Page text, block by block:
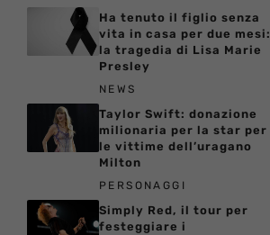
Ha tenuto il figlio senza
vita in casa per due mesi:
la tragedia di Lisa Marie
Presley
NEWS
Taylor Swift: donazione
milionaria per la star per
le vittime dell’uragano
Milton
PERSONAGGI
Simply Red, il tour per
festeggiare i